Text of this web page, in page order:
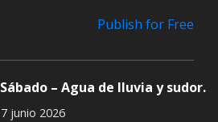
Publish for Free
Sábado – Agua de lluvia y sudor.
7 junio 2026